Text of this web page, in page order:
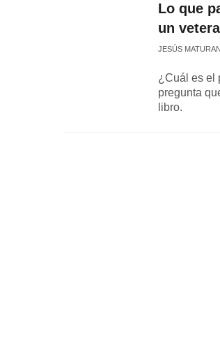
Lo que
un
JESÚS
¿Cuál es el
pregunta
libro.